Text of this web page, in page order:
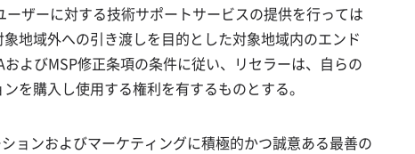
ザーに対する技術サポートサービスの提供を行っては
地域外への引き渡しを目的とした対象地域内のエンド
よびMSP修正条項の条件に従い、リセラーは、自らの
を購入し使用する権利を有するものとする。
ョンおよびマーケティングに積極的かつ誠意ある最善の